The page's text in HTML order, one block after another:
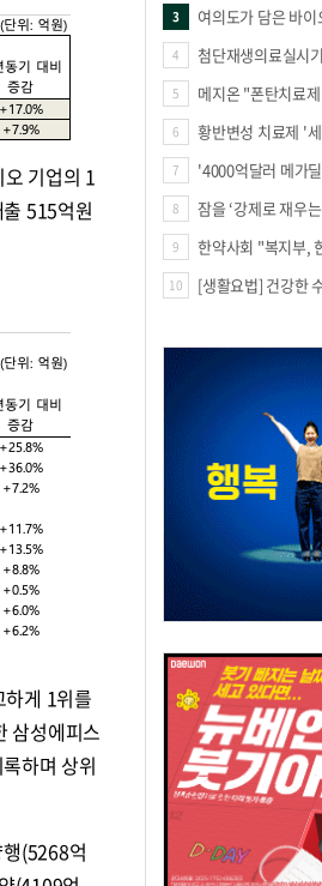
기업의 1
515억원
게 1위를
삼성에피스
하며 상위
(5268억
3
4
5
6
7
8
9
10